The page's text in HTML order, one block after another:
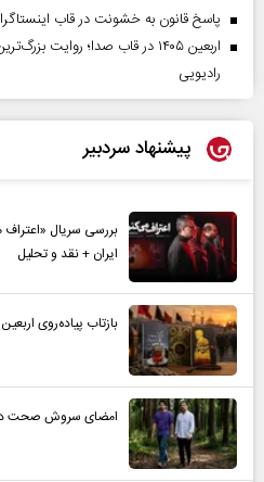
پاسخ قانون به خشونت در قاب
اربعین ۱۴۰۵ در قاب صدا؛ روایت
رادیویی
پیشنهاد سردبیر
بررسی سریال «اعتراف
ایران + نقد و تحلیل
بازتاب پیاده‌روی
امضای سروش صحت در